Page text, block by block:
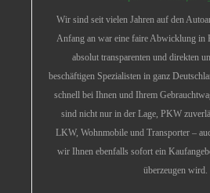
Wir sind seit vielen Jahren auf den
Anfang an war eine faire Abwicklung in
absolut transparenten und direkten
beschäftigen Spezialisten in ganz
schnell bei Ihnen und Ihrem
sind nicht nur in der Lage, PKW
LKW, Wohnmobile und Transporter –
wir Ihnen ebenfalls sofort ein
überzeugen wird.